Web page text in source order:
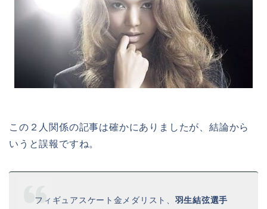
この２人関係の記事は確かにありましたが、結論から
いうと誤報ですね。
フィギュアスケート金メダリスト、 羽生結弦選手